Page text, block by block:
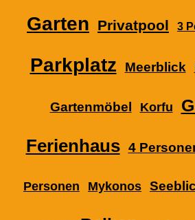
Garten Privatpool 3
Parkplatz Meerblick
Gartenmöbel Korfu
Ferienhaus 4
Personen Mykonos